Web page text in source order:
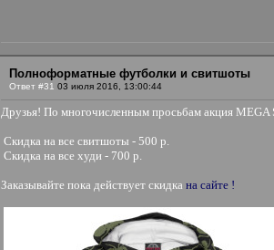
Полноформатные футболки и свитшоты
Ответ #31 03 июля 2016, 13:00:44
Друзья! По многочисленным просьбам акция MEGA
Скидка на все свитшоты - 500 р.
Скидка на все худи - 700 р.
Заказывайте пока действует скидка на сайте !